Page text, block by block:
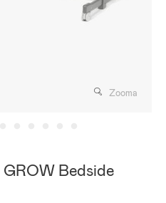
Zooma
Bedside